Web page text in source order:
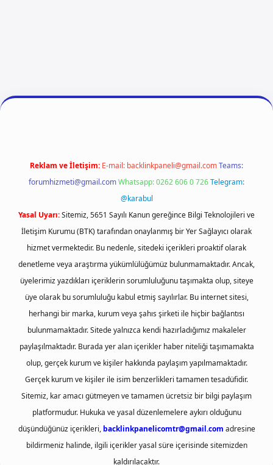
girişvdcasino girişbetexper
Reklam ve İletişim: E-mail: backlinkpaneli@gmail.comTeams:
forumhizmeti@gmail.comWhatsapp: 0262 606 0 726Telegram:
@karabul
Yasal Uyarı:Sitemiz, 5651 Sayılı Kanun gereğince Bilgi Teknolojileri ve
İletişim Kurumu (BTK) tarafından onaylanmış bir Yer Sağlayıcı olarak
hizmet vermektedir. Bu nedenle, sitedeki içerikleri proaktif olarak
denetleme veya araştırma yükümlülüğümüz bulunmamaktadır. Ancak,
üyelerimiz yazdıkları içeriklerin sorumluluğunu taşımakta olup, siteye
üye olarak bu sorumluluğu kabul etmiş sayılırlar. Bu internet sitesi,
herhangi bir marka, kurum veya şahıs şirketi ile hiçbir bağlantısı
bulunmamaktadır. Sitede yalnızca kendi hazırladığımız makaleler
paylaşılmaktadır. Burada yer alan içerikler haber niteliği taşımamakta
olup, gerçek kurum ve kişiler hakkında paylaşım yapılmamaktadır.
Gerçek kurum ve kişiler ile isim benzerlikleri tamamen tesadüfidir.
Sitemiz, kar amacı gütmeyen ve tamamen ücretsiz bir bilgi paylaşım
platformudur. Hukuka ve yasal düzenlemelere aykırı olduğunu
düşündüğünüz içerikleri, backlinkpanelicomtr@gmail.com adresine
bildirmeniz halinde, ilgili içerikler yasal süre içerisinde sitemizden
kaldırılacaktır.